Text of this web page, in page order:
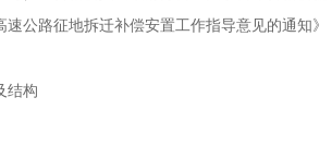
速公路征地拆迁补偿安置工作指导意见的通知
结构